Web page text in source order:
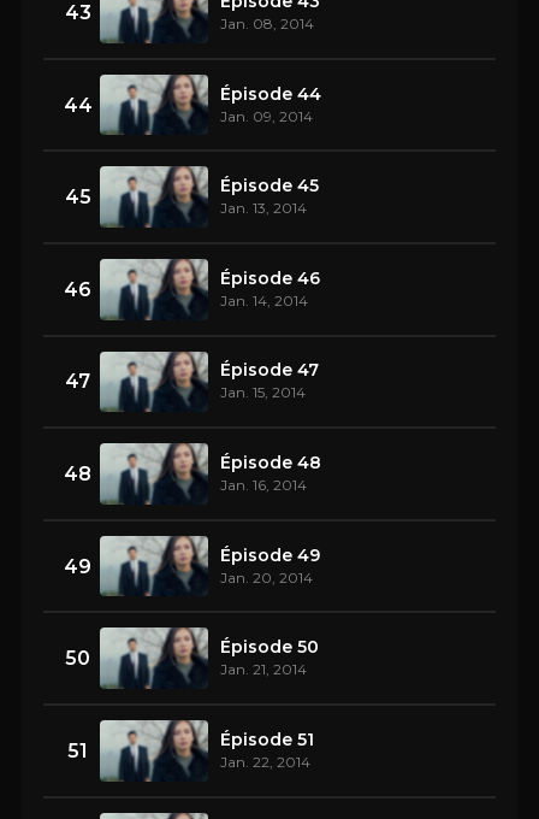
43 Jan. 08, 2014
44 Épisode 44
Jan. 09, 2014
45 Épisode 45
Jan. 13, 2014
46 Épisode 46
Jan. 14, 2014
47 Épisode 47
Jan. 15, 2014
48 Épisode 48
Jan. 16, 2014
49 Épisode 49
Jan. 20, 2014
50 Épisode 50
Jan. 21, 2014
51 Épisode 51
Jan. 22, 2014